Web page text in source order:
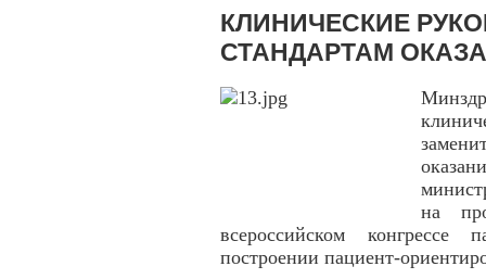
КЛИНИЧЕСКИЕ
СТАНДАРТАМ
на
всероссийском
построении пациент-